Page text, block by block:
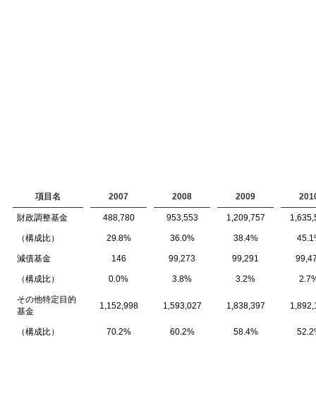
項目名 2007 2008 2009
財政調整基金 488,780 953,553 1,209,757
（構成比） 29.8% 36.0% 38.4%
減債基金 146 99,273 99,291
（構成比） 0.0% 3.8% 3.2%
その他特定目的
基金
1,152,998 1,593,027 1,838,397
（構成比） 70.2% 60.2% 58.4%